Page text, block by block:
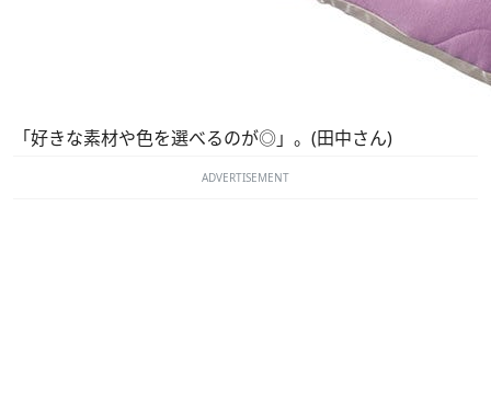
「好きな素材や色を選べるのが◎」。(田中さん)
ADVERTISEMENT